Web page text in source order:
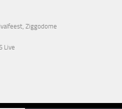
Ziggodome
Live